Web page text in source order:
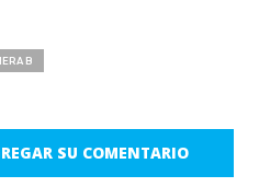
B
SU COMENTARIO